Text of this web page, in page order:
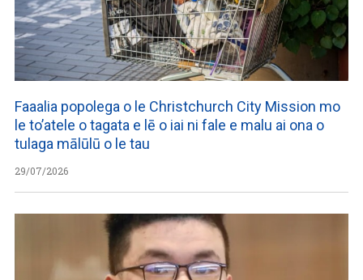
Faaalia popolega o le Christchurch City Mission mo
le to’atele o tagata e lē o iai ni fale e malu ai ona o
tulaga mālūlū o le tau
29/07/2026